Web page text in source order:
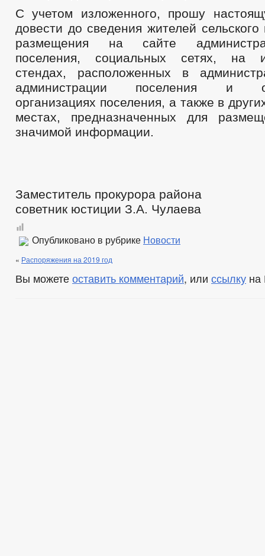
С учетом изложенного, прошу
довести до сведения жителей сельского
размещения на сайте
поселения, социальных сетях, на
стендах, расположенных в
администрации поселения и
организациях поселения, а также в
местах, предназначенных для
значимой информации.
Заместитель прокурора района
советник юстиции З.А. Чулаева
Опубликовано в рубрике Новости
« Распоряжения на 2019 год
Вы можете оставить комментарий, или ссылку на